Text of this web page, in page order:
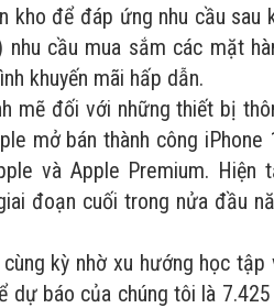
kho để đáp ứng nhu cầu sau
cầu mua sắm các mặt
khuyến mãi hấp dẫn.
mẽ đối với những thiết bị
mở bán thành công iPhone
và Apple Premium. Hiện
đoạn cuối trong nửa đầu
kỳ nhờ xu hướng học tập
dự báo của chúng tôi là